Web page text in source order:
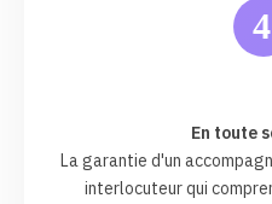
4
En toute
La garantie d'un
interlocuteur qui